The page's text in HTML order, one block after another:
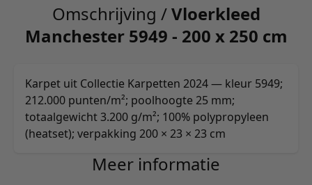
Omschrijving /Vloerkleed
Manchester 5949 - 200 x 250 cm
Karpet uit Collectie Karpetten 2024 — kleur 5949;
212.000 punten/m²; poolhoogte 25 mm;
totaalgewicht 3.200 g/m²; 100% polypropyleen
(heatset); verpakking 200 × 23 × 23 cm
Meer informatie